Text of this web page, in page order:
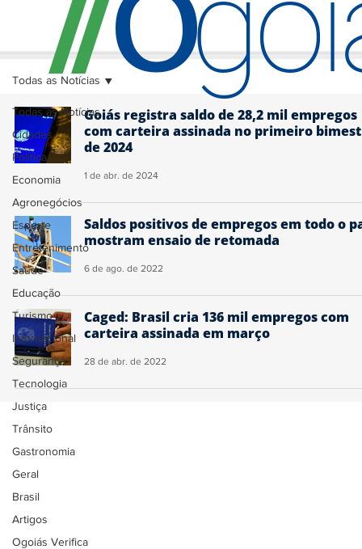
Todas as Notícias
Cidades
Política
Economia
Agronegócios
Esporte
Entretenimento
Saúde
Educação
Turismo
Internacional
Segurança
Tecnologia
Justiça
Trânsito
Gastronomia
Geral
Brasil
Artigos
Ogoiás Verifica
Todas as Notícias
Goiás registra saldo de 28,2 mil empregos
com carteira assinada no primeiro
de 2024
1 de abr. de 2024
Saldos positivos de empregos em todo o
mostram ensaio de retomada
6 de ago. de 2022
Caged: Brasil cria 136 mil empregos com
carteira assinada em março
28 de abr. de 2022